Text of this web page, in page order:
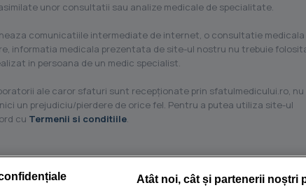
unor consultatii sau analize medicale de specialitate.
comunicatiile intermediate de internet, o consultatie medicala
informatia medicala prezentata de site-ul nostru nu trebuie
in persoana de un medic specialist.
ale caror sfaturi sunt recepţionate prin sfatulmedicului.ro, nu
un prejudiciu/pierdere de orice fel. Pentru a putea utiliza site-ul
cu Termenii si conditiile.
Atât noi, cât și partenerii noștri